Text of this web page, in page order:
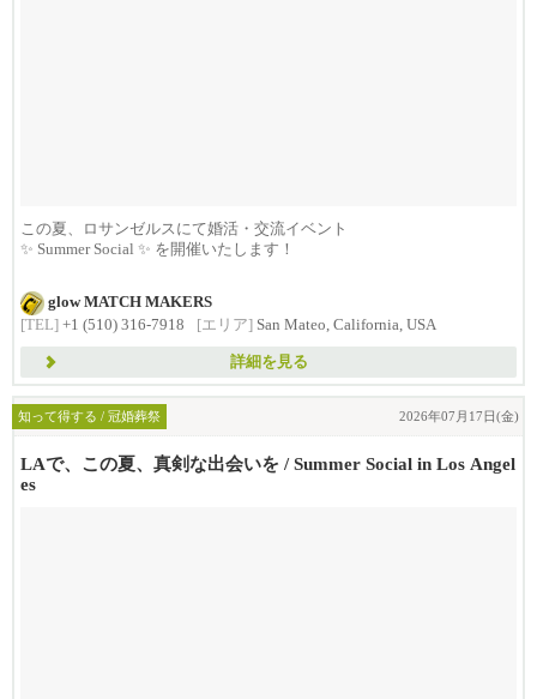
この夏、ロサンゼルスにて婚活・交流イベント
✨ Summer Social ✨ を開催いたします！
...
glow MATCH MAKERS
[TEL] +1 (510) 316-7918 [エリア] San Mateo, California, USA
詳細を見る
知って得する / 冠婚葬祭 2026年07月17日(金)
LAで、この夏、真剣な出会いを / Summer Social in Los Angel
es